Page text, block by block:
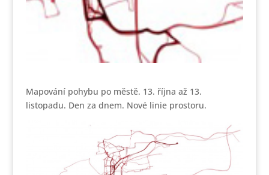
Mapování pohybu po městě. 13. října až 13.
listopadu. Den za dnem. Nové linie prostoru.